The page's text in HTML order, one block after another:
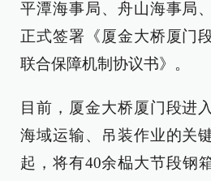
平潭海事局、舟山海事局
正式签署《厦金大桥厦门
联合保障机制协议书》。
目前，厦金大桥厦门段进
海域运输、吊装作业的关
起，将有40余榀大节段钢